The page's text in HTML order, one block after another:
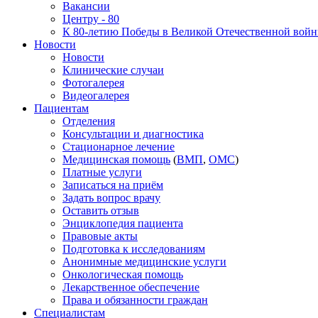
Вакансии
Центру - 80
К 80-летию Победы в Великой Отечественной
Новости
Новости
Клинические случаи
Фотогалерея
Видеогалерея
Пациентам
Отделения
Консультации и диагностика
Стационарное лечение
Медицинская помощь (ВМП, ОМС)
Платные услуги
Записаться на приём
Задать вопрос врачу
Оставить отзыв
Энциклопедия пациента
Правовые акты
Подготовка к исследованиям
Анонимные медицинские услуги
Онкологическая помощь
Лекарственное обеспечение
Права и обязанности граждан
Специалистам